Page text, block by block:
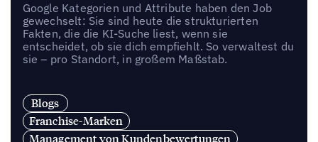
Google Kategorien und Attribute haben den Job
gewechselt: Sie sind heute die strukturierten
Fakten, die die KI-Suche liest, wenn sie
entscheidet, ob sie dich empfiehlt. So verwaltest du
sie – pro Standort, in großem Maßstab.
Blogs
Franchise-Marken
Management von Kundenbewertungen